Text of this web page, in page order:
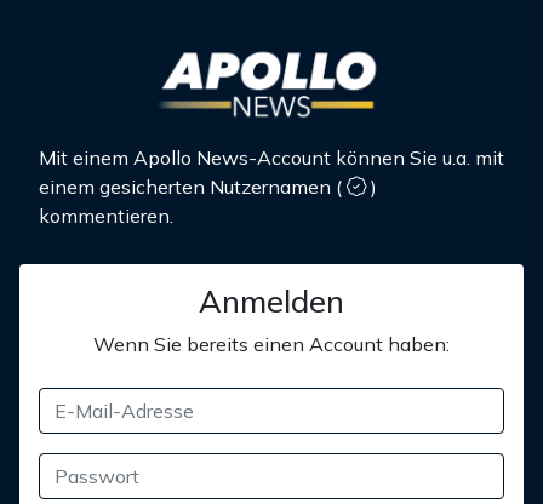
Mit einem Apollo News-Account können Sie u.a. mit
einem gesicherten Nutzernamen (
)
kommentieren.
Anmelden
Wenn Sie bereits einen Account haben: